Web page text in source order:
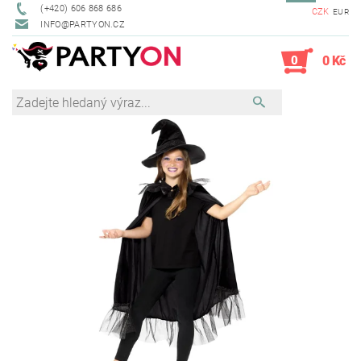
(+420) 606 868 686
INFO@PARTYON.CZ
CZK EUR
0 0 Kč